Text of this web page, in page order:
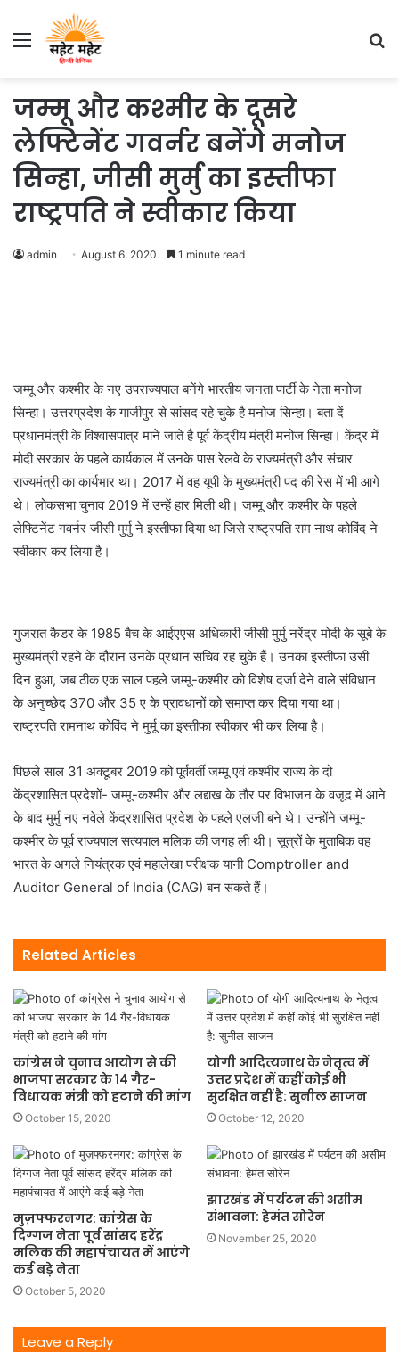
Menu
जम्मू और कश्मीर के दूसरे
लेफ्टिनेंट गवर्नर बनेंगे मनोज
सिन्हा, जीसी मुर्मु का इस्तीफा
राष्ट्रपति ने स्वीकार किया
admin August 6, 2020 1 minute read
जम्मू और कश्मीर के नए उपराज्यपाल बनेंगे भारतीय जनता पार्टी के नेता मनोज
सिन्हा। उत्तरप्रदेश के गाजीपुर से सांसद रहे चुके है मनोज सिन्हा। बता दें
प्रधानमंत्री के विश्वासपात्र माने जाते है पूर्व केंद्रीय मंत्री मनोज सिन्हा। केंद्र में
मोदी सरकार के पहले कार्यकाल में उनके पास रेलवे के राज्यमंत्री और संचार
राज्यमंत्री का कार्यभार था। 2017 में वह यूपी के मुख्यमंत्री पद की रेस में भी आगे
थे। लोकसभा चुनाव 2019 में उन्हें हार मिली थी। जम्मू और कश्मीर के पहले
लेफ्टिनेंट गवर्नर जीसी मुर्मु ने इस्तीफा दिया था जिसे राष्ट्रपति राम नाथ कोविंद ने
स्वीकार कर लिया है।
गुजरात कैडर के 1985 बैच के आईएएस अधिकारी जीसी मुर्मु नरेंद्र मोदी के सूबे के
मुख्यमंत्री रहने के दौरान उनके प्रधान सचिव रह चुके हैं। उनका इस्तीफा उसी
दिन हुआ, जब ठीक एक साल पहले जम्मू-कश्मीर को विशेष दर्जा देने वाले संविधान
के अनुच्छेद 370 और 35 ए के प्रावधानों को समाप्त कर दिया गया था।
राष्ट्रपति रामनाथ कोविंद ने मुर्मू का इस्तीफा स्वीकार भी कर लिया है।
पिछले साल 31 अक्टूबर 2019 को पूर्ववर्ती जम्मू एवं कश्मीर राज्य के दो
केंद्रशासित प्रदेशों- जम्मू-कश्मीर और लद्दाख के तौर पर विभाजन के वजूद में आने
के बाद मुर्मु नए नवेले केंद्रशासित प्रदेश के पहले एलजी बने थे। उन्होंने जम्मू-
कश्मीर के पूर्व राज्यपाल सत्यपाल मलिक की जगह ली थी। सूत्रों के मुताबिक वह
भारत के अगले नियंत्रक एवं महालेखा परीक्षक यानी Comptroller and
Auditor General of India (CAG) बन सकते हैं।
Related Articles
कांग्रेस ने चुनाव आयोग से की
भाजपा सरकार के 14 गैर-
विधायक मंत्री को हटाने की मांग
October 15, 2020
योगी आदित्यनाथ के नेतृत्व में
उत्तर प्रदेश में कहीं कोई भी
सुरक्षित नहीं है: सुनील साजन
October 12, 2020
मुज़फ्फरनगर: कांग्रेस के
दिग्गज नेता पूर्व सांसद हरेंद्र
मलिक की महापंचायत में आएंगे
कई बड़े नेता
October 5, 2020
झारखंड में पर्यटन की असीम
संभावना: हेमंत सोरेन
November 25, 2020
Leave a Reply